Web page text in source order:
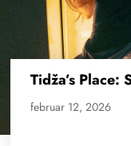
Tidža’s Place:
februar 12, 2026